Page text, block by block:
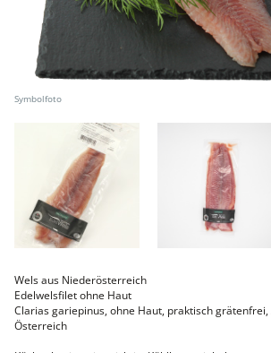
Faschiertes
DELUXE SCHWEIN
STEAKS
DELUXE Rind
Putenwurst
Aufschnittwurst
Stangenwurst
Leberkäse
Würstel
Mini-Würstel
Selchwaren
Schinken
Putenschinken
Fische
Meeresfrüchte
Wels aus Niederösterreich
Edelwelsfilet ohne Haut
Clarias gariepinus, ohne Haut, praktisch
Österreich